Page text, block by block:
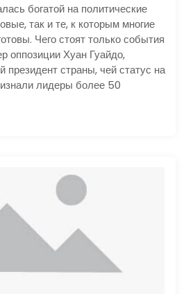
богатой на политические
так и те, к которым многие
Чего стоят только события
оппозиции Хуан Гуайдо,
президент страны, чей статус на
лидеры более 50